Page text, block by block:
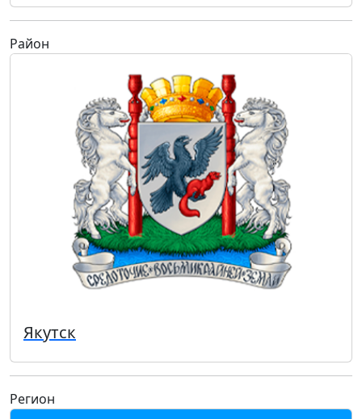
Район
Якутск
Регион